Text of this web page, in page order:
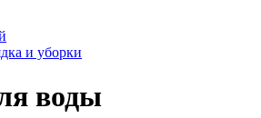
и уборки
воды